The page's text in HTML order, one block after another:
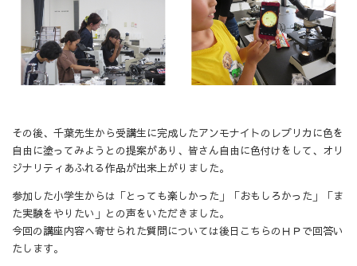
その後、千葉先生から受講生に完成したアンモナイトのレプリカに色を
自由に塗ってみようとの提案があり、皆さん自由に色付けをして、オリ
ジナリティあふれる作品が出来上がりました。
参加した小学生からは「とっても楽しかった」「おもしろかった」「ま
た実験をやりたい」との声をいただきました。
今回の講座内容へ寄せられた質問については後日こちらのＨＰで回答い
たします。